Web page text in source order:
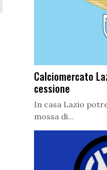
Calciomercato
cessione
In casa Lazio
mossa di...